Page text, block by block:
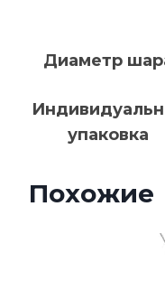
Диаметр
упаковка
Похожие